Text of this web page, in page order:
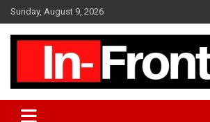
k
Sunday, August 9, 2026